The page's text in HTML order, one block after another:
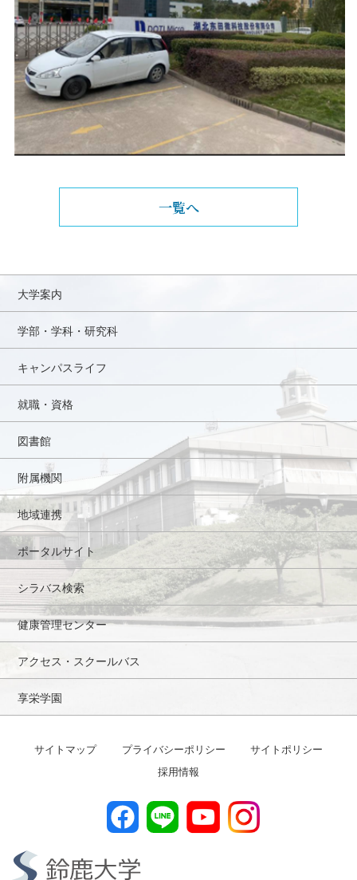
一覧へ
大学案内
学部・学科・研究科
キャンパスライフ
就職・資格
図書館
附属機関
地域連携
ポータルサイト
シラバス検索
健康管理センター
アクセス・スクールバス
享栄学園
サイトマップ プライバシーポリシー
サイトポリシー
採用情報